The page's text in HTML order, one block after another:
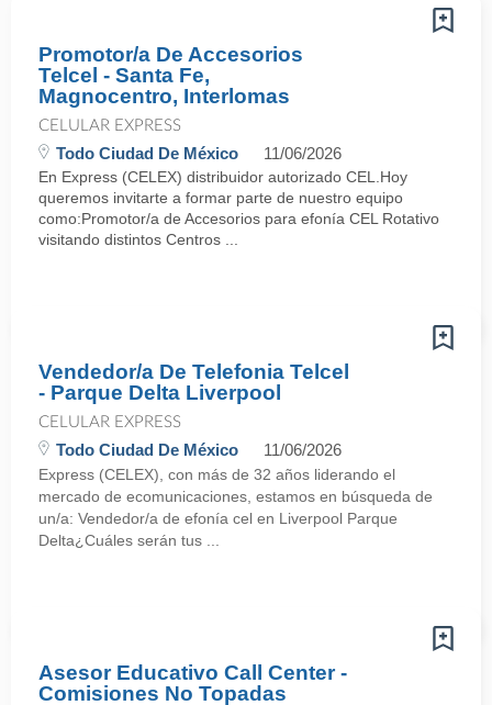
Promotor/a De Accesorios
Telcel - Santa Fe,
Magnocentro, Interlomas
CELULAR EXPRESS
Todo Ciudad De México 11/06/2026
En Express (CELEX) distribuidor autorizado CEL.Hoy
queremos invitarte a formar parte de nuestro equipo
como:Promotor/a de Accesorios para efonía CEL Rotativo
visitando distintos Centros ...
Vendedor/a De Telefonia Telcel
- Parque Delta Liverpool
CELULAR EXPRESS
Todo Ciudad De México 11/06/2026
Express (CELEX), con más de 32 años liderando el
mercado de ecomunicaciones, estamos en búsqueda de
un/a: Vendedor/a de efonía cel en Liverpool Parque
Delta¿Cuáles serán tus ...
Asesor Educativo Call Center -
Comisiones No Topadas